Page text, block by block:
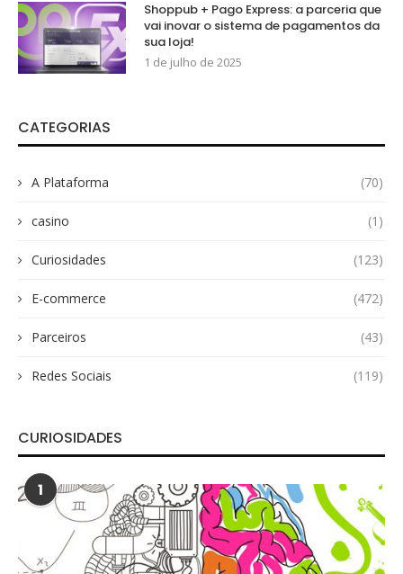
Shoppub + Pago Express: a parceria que
vai inovar o sistema de pagamentos da
sua loja!
1 de julho de 2025
CATEGORIAS
A Plataforma (70)
casino (1)
Curiosidades (123)
E-commerce (472)
Parceiros (43)
Redes Sociais (119)
CURIOSIDADES
1